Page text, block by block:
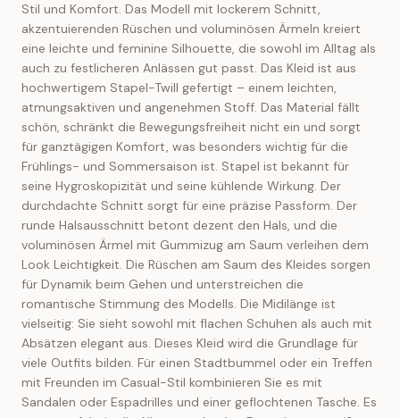
Stil und Komfort. Das Modell mit lockerem Schnitt,
akzentuierenden Rüschen und voluminösen Ärmeln kreiert
eine leichte und feminine Silhouette, die sowohl im Alltag als
auch zu festlicheren Anlässen gut passt. Das Kleid ist aus
hochwertigem Stapel-Twill gefertigt – einem leichten,
atmungsaktiven und angenehmen Stoff. Das Material fällt
schön, schränkt die Bewegungsfreiheit nicht ein und sorgt
für ganztägigen Komfort, was besonders wichtig für die
Frühlings- und Sommersaison ist. Stapel ist bekannt für
seine Hygroskopizität und seine kühlende Wirkung. Der
durchdachte Schnitt sorgt für eine präzise Passform. Der
runde Halsausschnitt betont dezent den Hals, und die
voluminösen Ärmel mit Gummizug am Saum verleihen dem
Look Leichtigkeit. Die Rüschen am Saum des Kleides sorgen
für Dynamik beim Gehen und unterstreichen die
romantische Stimmung des Modells. Die Midilänge ist
vielseitig: Sie sieht sowohl mit flachen Schuhen als auch mit
Absätzen elegant aus. Dieses Kleid wird die Grundlage für
viele Outfits bilden. Für einen Stadtbummel oder ein Treffen
mit Freunden im Casual-Stil kombinieren Sie es mit
Sandalen oder Espadrilles und einer geflochtenen Tasche. Es